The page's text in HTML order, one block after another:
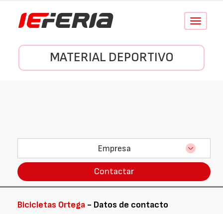
Conmutar
MATERIAL DEPORTIVO
Empresa
Contactar
Bicicletas Ortega - Datos de contacto